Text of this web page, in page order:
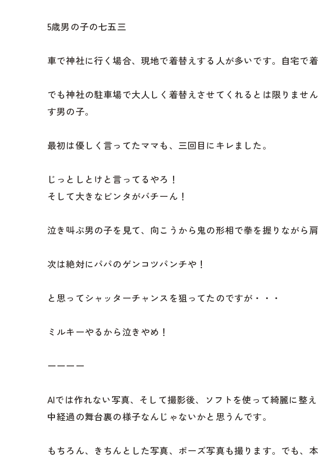
5歳男の子の七五三
車で神社に行く場合、現地で着替えする人が多いです。自宅で
でも神社の駐車場で大人しく着替えさせてくれるとは限りませ
す男の子。
最初は優しく言ってたママも、三回目にキレました。
じっとしとけと言ってるやろ！
そして大きなビンタがバチーん！
泣き叫ぶ男の子を見て、向こうから鬼の形相で拳を握りながら
次は絶対にパパのゲンコツパンチや！
と思ってシャッターチャンスを狙ってたのですが・・・
ミルキーやるから泣きやめ！
ーーーー
AIでは作れない写真、そして撮影後、ソフトを使って綺麗に整
中経過の舞台裏の様子なんじゃないかと思うんです。
もちろん、きちんとした写真、ポーズ写真も撮ります。でも、